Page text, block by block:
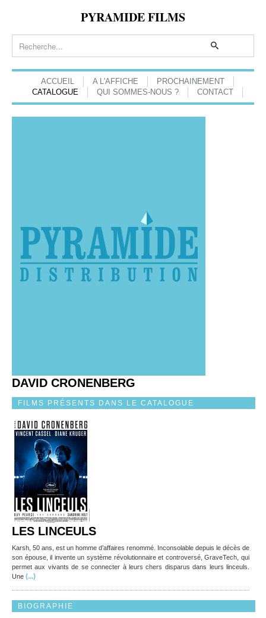
PYRAMIDE FILMS
ACCUEIL A L'AFFICHE
PROCHAINEMENT
CATALOGUE
QUI SOMMES-NOUS ? CONTACT
DAVID CRONENBERG
FILMS PRÉSENTS DANS LE CATALOGUE
LES LINCEULS
Karsh, 50 ans, est un homme d’affaires renommé. Inconsolable depuis le décès de
son épouse, il invente un système révolutionnaire et controversé, GraveTech, qui
permet aux vivants de se connecter à leurs chers disparus dans leurs linceuls.
Une (...)
BIOGRAPHIE